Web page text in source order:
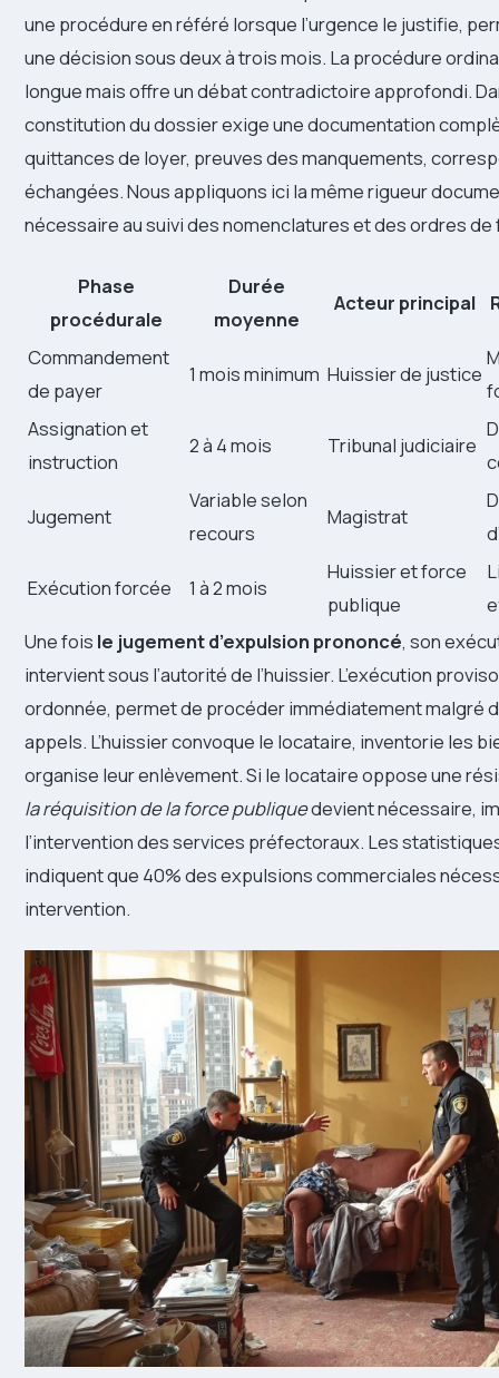
une procédure en référé lorsque l’urgence le justifie,
une décision sous deux à trois mois. La procédure
longue mais offre un débat contradictoire approfondi.
constitution du dossier exige une documentation
quittances de loyer, preuves des manquements,
échangées. Nous appliquons ici la même rigueur
nécessaire au suivi des nomenclatures et des ordres
Phase
procédurale
Durée
moyenne
Acteur principal
Commandement
de payer
1 mois minimum Huissier de justice
Assignation et
instruction
2 à 4 mois Tribunal judiciaire
Jugement
Variable selon
recours
Magistrat
Exécution forcée 1 à 2 mois
Huissier et force
publique
Une fois le jugement d’expulsion prononcé, son
intervient sous l’autorité de l’huissier. L’exécution
ordonnée, permet de procéder immédiatement malgré
appels. L’huissier convoque le locataire, inventorie les
organise leur enlèvement. Si le locataire oppose une
la réquisition de la force publiquedevient nécessaire,
l’intervention des services préfectoraux. Les
indiquent que 40% des expulsions commerciales
intervention.